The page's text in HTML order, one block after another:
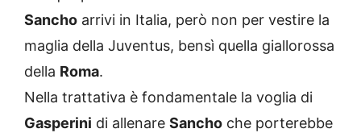
Sancho arrivi in Italia, però non per vestire la
maglia della Juventus, bensì quella giallorossa
della Roma.
Nella trattativa è fondamentale la voglia di
Gasperini di allenare Sancho che porterebbe